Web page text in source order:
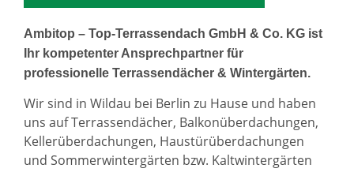
Ambitop – Top-Terrassendach GmbH & Co. KG ist
Ihr kompetenter Ansprechpartner für
professionelle Terrassendächer & Wintergärten.
Wir sind in Wildau bei Berlin zu Hause und haben
uns auf Terrassendächer, Balkonüberdachungen,
Kellerüberdachungen, Haustürüberdachungen
und Sommerwintergärten bzw. Kaltwintergärten